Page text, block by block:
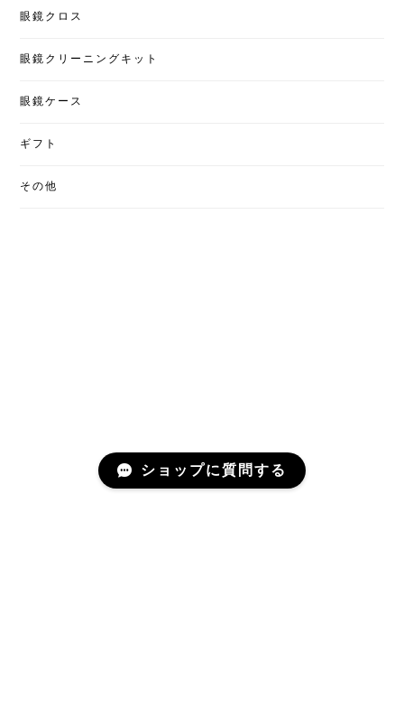
眼鏡クロス
眼鏡クリーニングキット
眼鏡ケース
ギフト
その他
ショップに質問する